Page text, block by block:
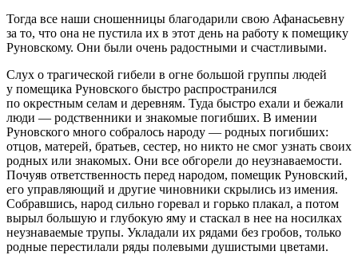
Тогда все наши сношенницы благодарили свою Афанасьевну
за то, что она не пустила их в этот день на работу к помещику
Руновскому. Они были очень радостными и счастливыми.
Слух о трагической гибели в огне большой группы людей
у помещика Руновского быстро распространился
по окрестным селам и деревням. Туда быстро ехали и бежали
люди — родственники и знакомые погибших. В имении
Руновского много собралось народу — родных погибших:
отцов, матерей, братьев, сестер, но никто не смог узнать своих
родных или знакомых. Они все обгорели до неузнаваемости.
Почуяв ответственность перед народом, помещик Руновский,
его управляющий и другие чиновники скрылись из имения.
Собравшись, народ сильно горевал и горько плакал, а потом
вырыл большую и глубокую яму и стаскал в нее на носилках
неузнаваемые трупы. Укладали их рядами без гробов, только
родные перестилали ряды полевыми душистыми цветами.